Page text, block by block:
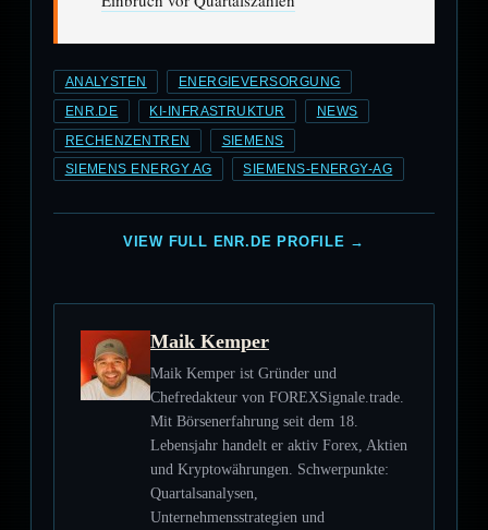
ANALYSTEN ENERGIEVERSORGUNG
ENR.DE KI-INFRASTRUKTUR NEWS
RECHENZENTREN SIEMENS
SIEMENS ENERGY AG SIEMENS-ENERGY-AG
VIEW FULL ENR.DE PROFILE →
Maik Kemper
Maik Kemper ist Gründer und
Chefredakteur von FOREXSignale.trade.
Mit Börsenerfahrung seit dem 18.
Lebensjahr handelt er aktiv Forex, Aktien
und Kryptowährungen. Schwerpunkte:
Quartalsanalysen,
Unternehmensstrategien und